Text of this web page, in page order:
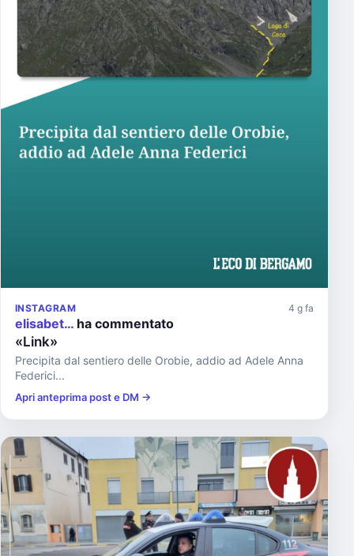
INSTAGRAM 4 g fa
elisabet… ha commentato
«Link»
Precipita dal sentiero delle Orobie, addio ad Adele Anna
Federici...
Apri anteprima post e DM →